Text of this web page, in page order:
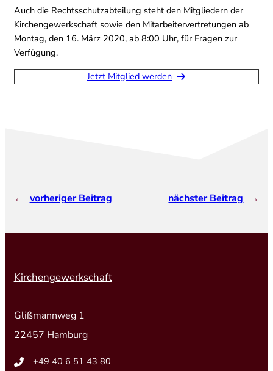
Auch die Rechtsschutzabteilung steht den Mitgliedern der
Kirchengewerkschaft sowie den Mitarbeitervertretungen ab
Montag, den 16. März 2020, ab 8:00 Uhr, für Fragen zur
Verfügung.
Jetzt Mitglied werden
← vorheriger Beitrag nächster Beitrag →
Kirchengewerkschaft
Glißmannweg 1
22457 Hamburg
+49 40 6 51 43 80